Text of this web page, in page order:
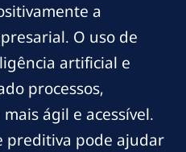
a
O uso de
artificial e
processos,
ágil e acessível.
preditiva pode ajudar